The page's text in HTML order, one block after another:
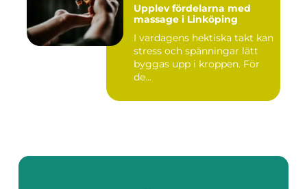
Upplev fördelarna med
massage i Linköping
I vardagens hektiska takt kan
stress och spänningar lätt
byggas upp i kroppen. För
de...